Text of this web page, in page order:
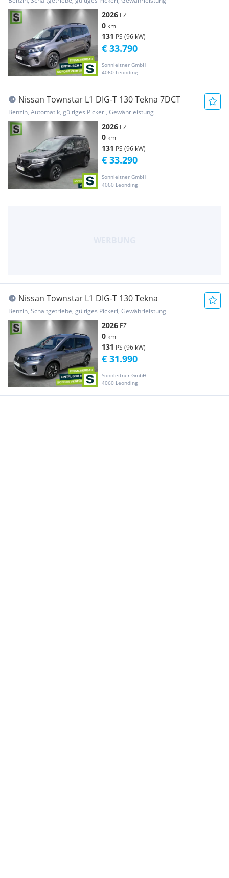
2026 EZ
0 km
131 PS (96 kW)
Sonnleitner GmbH
4060 Leonding
€ 33.790
Nissan Townstar L1 DIG-T 130 Tekna 7DCT
Benzin, Automatik, gültiges Pickerl, Gewährleistung
2026 EZ
0 km
131 PS (96 kW)
Sonnleitner GmbH
4060 Leonding
€ 33.290
Nissan Townstar L1 DIG-T 130 Tekna
Benzin, Schaltgetriebe, gültiges Pickerl, Gewährleistung
2026 EZ
0 km
131 PS (96 kW)
Sonnleitner GmbH
4060 Leonding
€ 31.990